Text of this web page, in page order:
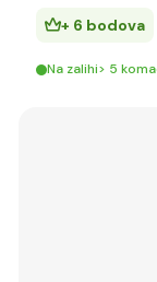
+ 6 bodova
Na zalihi> 5